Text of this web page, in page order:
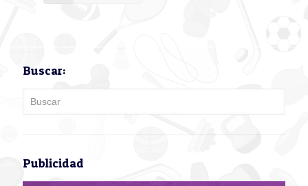
Buscar:
Publicidad